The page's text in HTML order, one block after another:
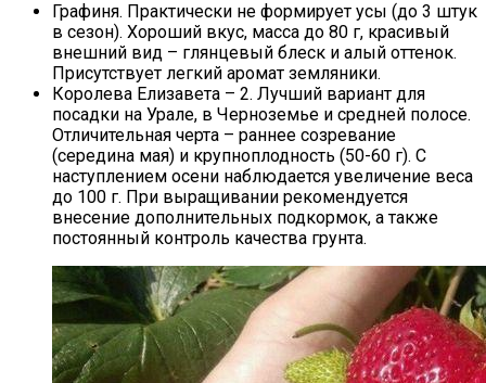
Графиня. Практически не формирует усы (до 3 штук
в сезон). Хороший вкус, масса до 80 г, красивый
внешний вид – глянцевый блеск и алый оттенок.
Присутствует легкий аромат земляники.
Королева Елизавета – 2. Лучший вариант для
посадки на Урале, в Черноземье и средней полосе.
Отличительная черта – раннее созревание
(середина мая) и крупноплодность (50-60 г). С
наступлением осени наблюдается увеличение веса
до 100 г. При выращивании рекомендуется
внесение дополнительных подкормок, а также
постоянный контроль качества грунта.